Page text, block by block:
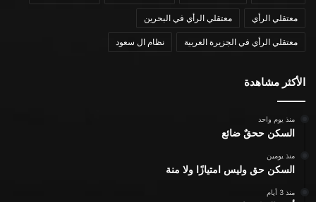
معتقلي الرأي معتقلي الرأي في البحرين
معتقلي الرأي في الجزيرة العربية نظام ال سعود
الأكثر مشاهدة
منذ يوم واحد
السكن ححقٌ ضائع
منذ يومين
السكن حق وليس امتيازًا ولا منة
منذ 3 أيام